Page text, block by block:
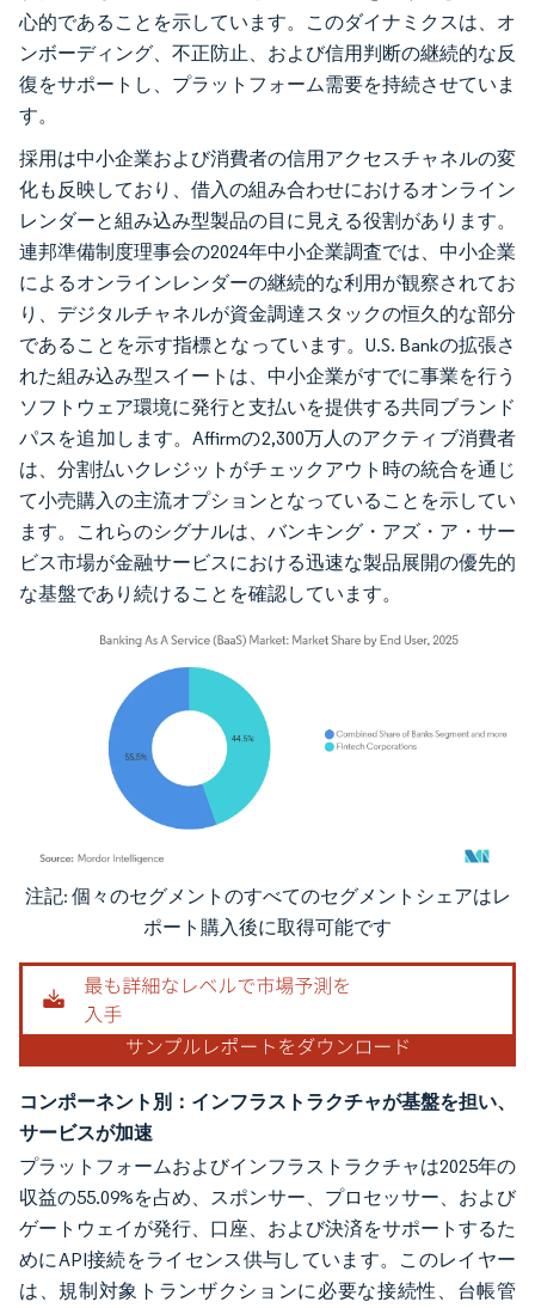
心的であることを示しています。このダイナミクスは、オ
ンボーディング、不正防止、および信用判断の継続的な反
復をサポートし、プラットフォーム需要を持続させていま
す。
採用は中小企業および消費者の信用アクセスチャネルの変
化も反映しており、借入の組み合わせにおけるオンライン
レンダーと組み込み型製品の目に見える役割があります。
連邦準備制度理事会の2024年中小企業調査では、中小企業
によるオンラインレンダーの継続的な利用が観察されてお
り、デジタルチャネルが資金調達スタックの恒久的な部分
であることを示す指標となっています。U.S. Bankの拡張さ
れた組み込み型スイートは、中小企業がすでに事業を行う
ソフトウェア環境に発行と支払いを提供する共同ブランド
パスを追加します。Affirmの2,300万人のアクティブ消費者
は、分割払いクレジットがチェックアウト時の統合を通じ
て小売購入の主流オプションとなっていることを示してい
ます。これらのシグナルは、バンキング・アズ・ア・サー
ビス市場が金融サービスにおける迅速な製品展開の優先的
な基盤であり続けることを確認しています。
画像 © Mordor Intelligence。再利用にはCC BY 4.0の表示が必要です。
注記: 個々のセグメントのすべてのセグメントシェアはレ
ポート購入後に取得可能です
コンポーネント別：インフラストラクチャが基盤を担い、
サービスが加速
プラットフォームおよびインフラストラクチャは2025年の
収益の55.09%を占め、スポンサー、プロセッサー、および
ゲートウェイが発行、口座、および決済をサポートするた
めにAPI接続をライセンス供与しています。このレイヤー
は、規制対象トランザクションに必要な接続性、台帳管